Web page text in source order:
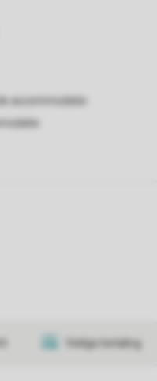
accommodatie
Veilige betaling